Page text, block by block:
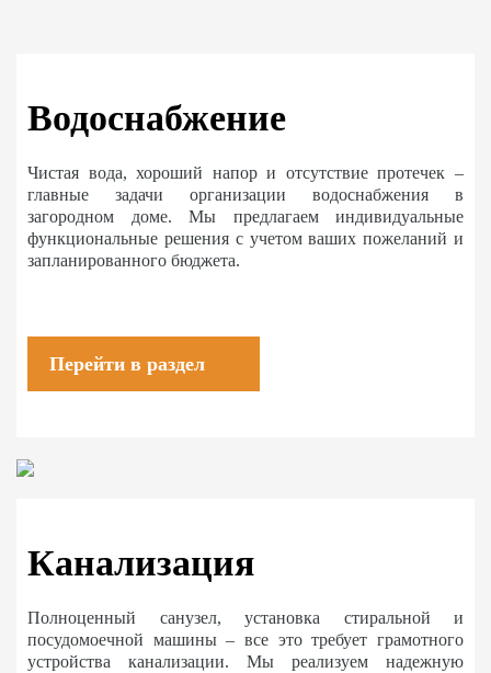
Водоснабжение
Чистая вода, хороший напор и отсутствие протечек –
главные задачи организации водоснабжения в
загородном доме. Мы предлагаем индивидуальные
функциональные решения с учетом ваших пожеланий и
запланированного бюджета.
Перейти в раздел
Канализация
Полноценный санузел, установка стиральной и
посудомоечной машины – все это требует грамотного
устройства канализации. Мы реализуем надежную